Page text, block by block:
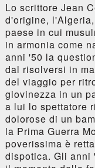
Lo scrittore Jean
d'origine,
paese in cui
in armonia come
anni '50 la
dal risolversi in
del viaggio per
giovinezza in un
a lui lo spettatore
dolorose di un
la Prima Guerra
poverissima è
dispotica. Gli anni